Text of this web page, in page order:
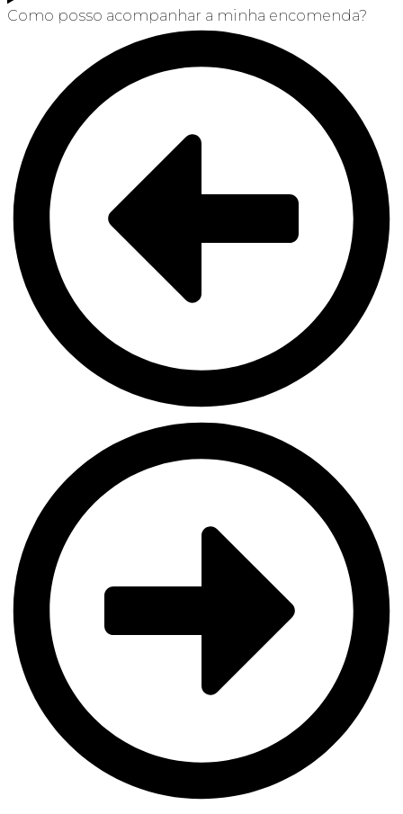
Como posso acompanhar a minha encomenda?